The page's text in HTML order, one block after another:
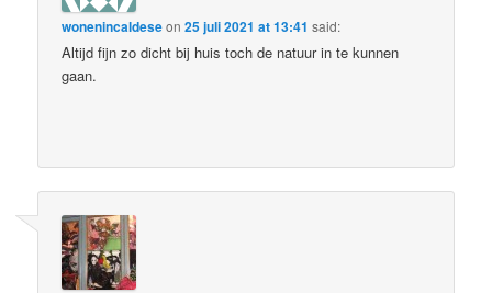
wonenincaldeseon25 juli 2021 at 13:41 said:
Altijd fijn zo dicht bij huis toch de natuur in te kunnen
gaan.